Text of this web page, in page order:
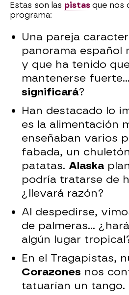
Estas son las pistas que nos
programa:
Una pareja
panorama español
y que ha tenido
mantenerse
significará?
Han destacado lo
es la alimentación
enseñaban varios
fabada, un
patatas. Alaska
podría tratarse de
¿llevará razón?
Al despedirse,
de palmeras...
algún lugar
En el Tragapistas,
Corazones nos
tatuarían un tango.